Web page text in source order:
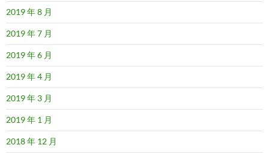
2019 年 8 月
2019 年 7 月
2019 年 6 月
2019 年 4 月
2019 年 3 月
2019 年 1 月
2018 年 12 月